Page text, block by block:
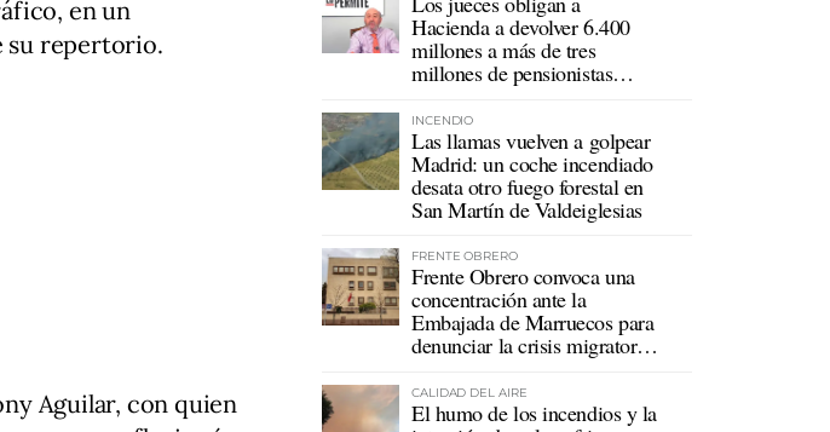
en un
su repertorio.
Aguilar, con quien
Hacienda a devolver 6.400
millones a más de tres
millones de pensionistas
INCENDIO
Las llamas vuelven a golpear
Madrid: un coche incendiado
desata otro fuego forestal en
San Martín de Valdeiglesias
FRENTE OBRERO
Frente Obrero convoca una
concentración ante la
Embajada de Marruecos para
denunciar la crisis migratoria
CALIDAD DEL AIRE
El humo de los incendios y la